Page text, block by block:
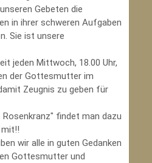
Gebeten die
in ihrer schweren Aufgaben
Sie ist unsere
jeden Mittwoch, 18.00 Uhr,
der Gottesmutter im
Zeugnis zu geben für
findet man dazu
wir alle in guten Gedanken
Gottesmutter und